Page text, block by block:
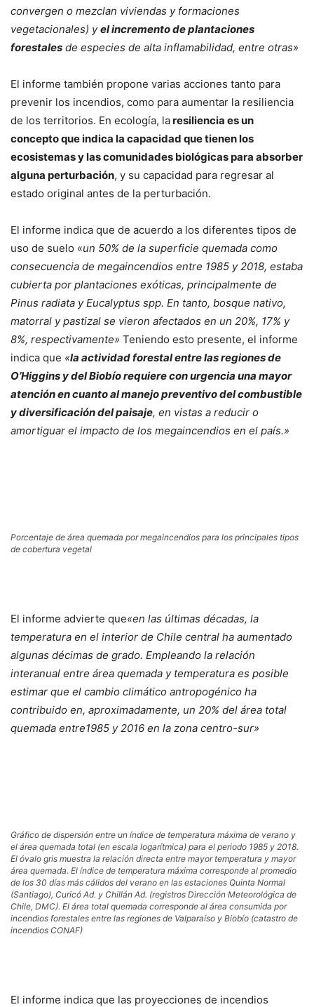
convergen o mezclan viviendas y formaciones
vegetacionales) yel incremento de plantaciones
forestales de especies de alta inflamabilidad, entre otras»
El informe también propone varias acciones tanto para
prevenir los incendios, como para aumentar la resiliencia
de los territorios. En ecología, laresiliencia es un
concepto que indica la capacidad que tienen los
ecosistemas y las comunidades biológicas para absorber
alguna perturbación, y su capacidad para regresar al
estado original antes de la perturbación.
El informe indica que de acuerdo a los diferentes tipos de
uso de suelo «un 50% de la superficie quemada como
consecuencia de megaincendios entre 1985 y 2018, estaba
cubierta por plantaciones exóticas, principalmente de
Pinus radiata y Eucalyptus spp. En tanto, bosque nativo,
matorral y pastizal se vieron afectados en un 20%, 17% y
8%, respectivamente» Teniendo esto presente, el informe
indica que «la actividad forestal entre las regiones de
O’Higgins y del Biobío requiere con urgencia una mayor
atención en cuanto al manejo preventivo del combustible
y diversificación del paisaje, en vistas a reducir o
amortiguar el impacto de los megaincendios en el país.»
Porcentaje de área quemada por megaincendios para los principales tipos
de cobertura vegetal
El informe advierte que«en las últimas décadas, la
temperatura en el interior de Chile central ha aumentado
algunas décimas de grado. Empleando la relación
interanual entre área quemada y temperatura es posible
estimar que el cambio climático antropogénico ha
contribuido en, aproximadamente, un 20% del área total
quemada entre1985 y 2016 en la zona centro-sur»
Gráfico de dispersión entre un índice de temperatura máxima de verano y
el área quemada total (en escala logarítmica) para el periodo 1985 y 2018.
El óvalo gris muestra la relación directa entre mayor temperatura y mayor
área quemada. El índice de temperatura máxima corresponde al promedio
de los 30 días más cálidos del verano en las estaciones Quinta Normal
(Santiago), Curicó Ad. y Chillán Ad. (registros Dirección Meteorológica de
Chile, DMC). El área total quemada corresponde al área consumida por
incendios forestales entre las regiones de Valparaíso y Biobío (catastro de
incendios CONAF)
El informe indica que las proyecciones de incendios